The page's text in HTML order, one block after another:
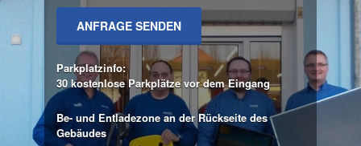
ANFRAGE SENDEN
Parkplatzinfo:
30 kostenlose Parkplätze vor dem Eingang
Be- und Entladezone an der Rückseite des
Gebäudes